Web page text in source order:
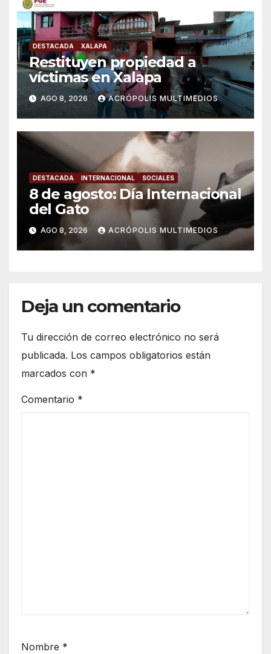
DESTACADA XALAPA
Restituyen propiedad a
víctimas en Xalapa
AGO 8, 2026 ACRÓPOLIS MULTIMEDIOS
DESTACADA INTERNACIONAL SOCIALES
8 de agosto: Día Internacional
del Gato
AGO 8, 2026 ACRÓPOLIS MULTIMEDIOS
Deja un comentario
Tu dirección de correo electrónico no será
publicada. Los campos obligatorios están
marcados con *
Comentario *
Nombre *